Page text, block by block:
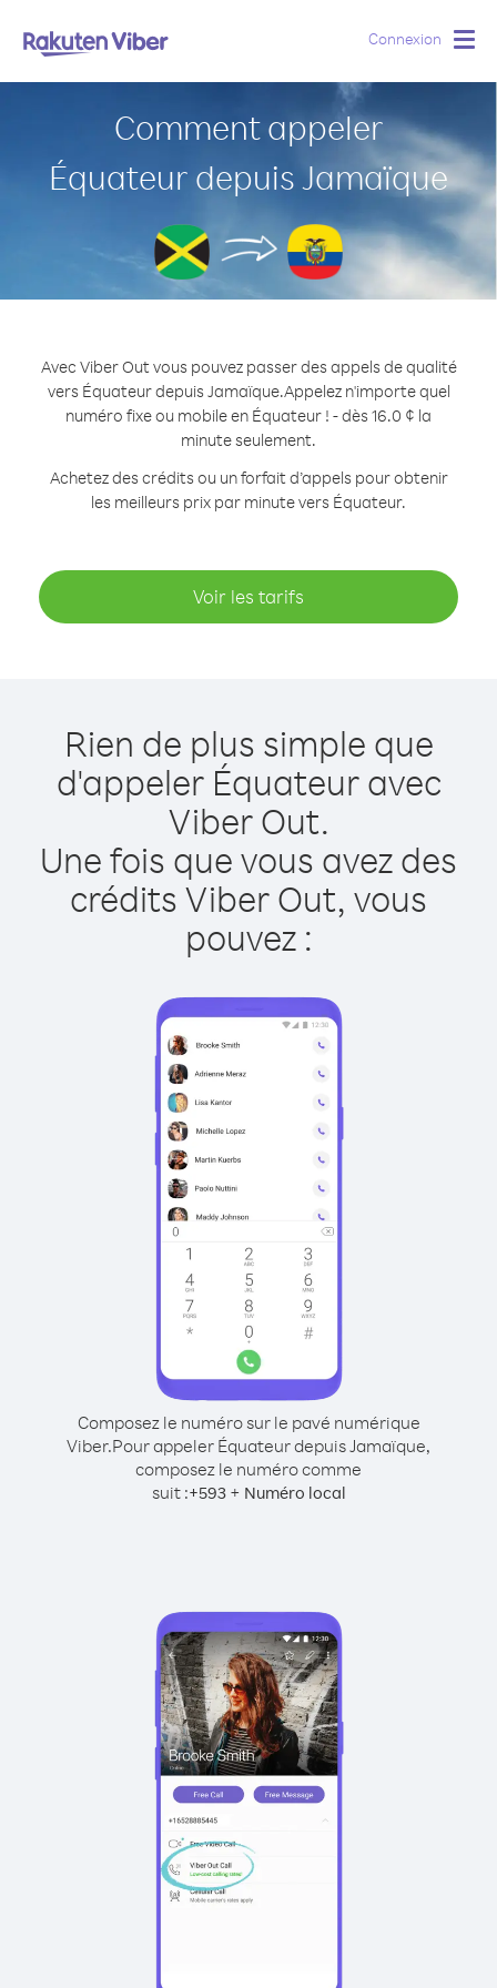
Connexion
Comment appeler
Équateur depuis Jamaïque
Avec Viber Out vous pouvez passer des appels de qualité
vers Équateur depuis Jamaïque.Appelez n'importe quel
numéro fixe ou mobile en Équateur ! - dès 16.0 ¢ la
minute seulement.
Achetez des crédits ou un forfait d’appels pour obtenir
les meilleurs prix par minute vers Équateur.
Voir les tarifs
Rien de plus simple que
d'appeler Équateur avec
Viber Out.
Une fois que vous avez des
crédits Viber Out, vous
pouvez :
Composez le numéro sur le pavé numérique
Viber.Pour appeler Équateur depuis Jamaïque,
composez le numéro comme
suit :+593+ Numéro local